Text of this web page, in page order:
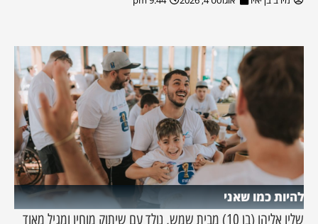
להיות כמו שאני
שליו אליהו (בן 10) מבית שמש, נולד עם שיתוק מוחין ומגיל מאוד